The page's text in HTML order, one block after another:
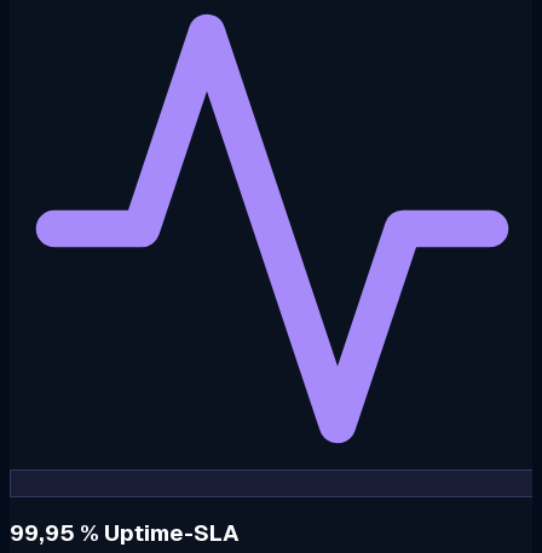
99,95 % Uptime-SLA